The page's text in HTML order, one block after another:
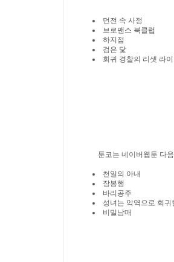
던전 속 사정
브로맨스 북클럽
하지점
검은 닻
회귀 경찰의 리셋 라
툰코는 네이버웹툰 다
천일의 아내
장봉행
바리공주
성녀는 악역으로 회귀
비밀남매